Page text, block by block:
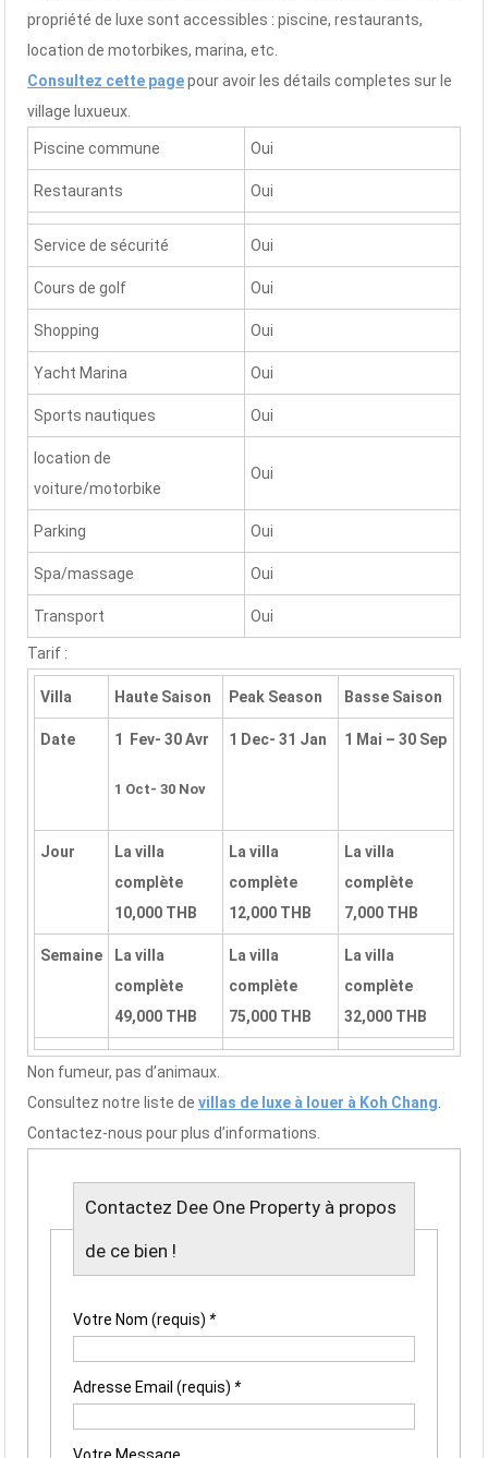
propriété de luxe sont accessibles : piscine, restaurants,
location de motorbikes, marina, etc.
Consultez cette pagepour avoir les détails completes sur le
village luxueux.
Piscine commune Oui
Restaurants Oui
Service de sécurité Oui
Cours de golf Oui
Shopping Oui
Yacht Marina Oui
Sports nautiques Oui
location de
voiture/motorbike
Oui
Parking Oui
Spa/massage Oui
Transport Oui
Tarif :
Villa Haute Saison Peak Season Basse Saison
Date 1 Fev- 30 Avr
1 Oct- 30 Nov
1 Dec- 31 Jan 1 Mai – 30 Sep
Jour
La villa
complète
10,000 THB
La villa
complète
12,000 THB
La villa
complète
7,000 THB
Semaine
La villa
complète
49,000 THB
La villa
complète
75,000 THB
La villa
complète
32,000 THB
Non fumeur, pas d’animaux.
Consultez notre liste de villas de luxe à louer à Koh Chang.
Contactez-nous pour plus d’informations.
Contactez Dee One Property à propos
de ce bien !
Votre Nom (requis) *
Adresse Email (requis) *